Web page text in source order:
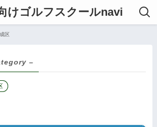
けゴルフスクールnavi
区
–